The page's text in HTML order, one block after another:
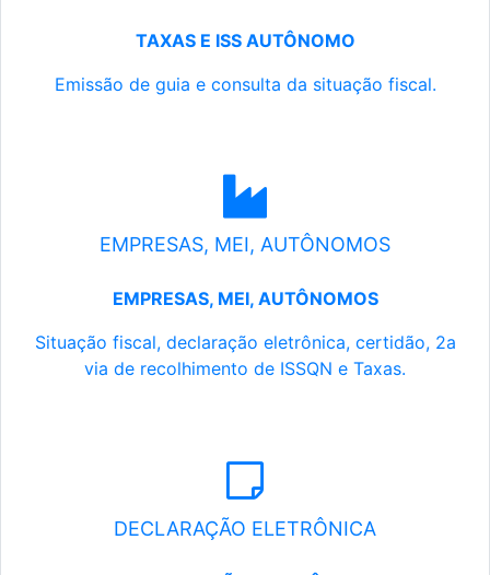
TAXAS E ISS AUTÔNOMO
Emissão de guia e consulta da situação fiscal.
EMPRESAS, MEI, AUTÔNOMOS
EMPRESAS, MEI, AUTÔNOMOS
Situação fiscal, declaração eletrônica, certidão, 2a
via de recolhimento de ISSQN e Taxas.
DECLARAÇÃO ELETRÔNICA